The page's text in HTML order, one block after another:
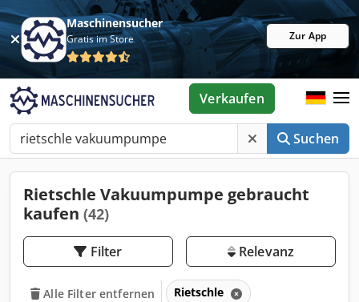
Maschinensucher
Gratis im Store Zur App
Suchen
Verkaufen
Rietschle Vakuumpumpe gebraucht
kaufen (42)
Filter Relevanz
Alle Filter entfernen Rietschle